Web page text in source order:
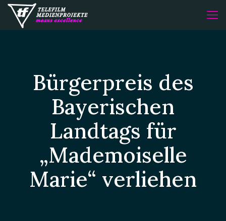
Bürgerpreis des
Bayerischen
Landtags für
„Mademoiselle
Marie“ verliehen